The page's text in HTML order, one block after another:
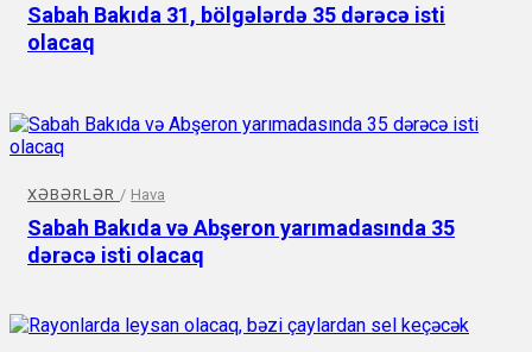
Sabah Bakıda 31, bölgələrdə 35 dərəcə isti
olacaq
XƏBƏRLƏR / Hava
Sabah Bakıda və Abşeron yarımadasında 35
dərəcə isti olacaq